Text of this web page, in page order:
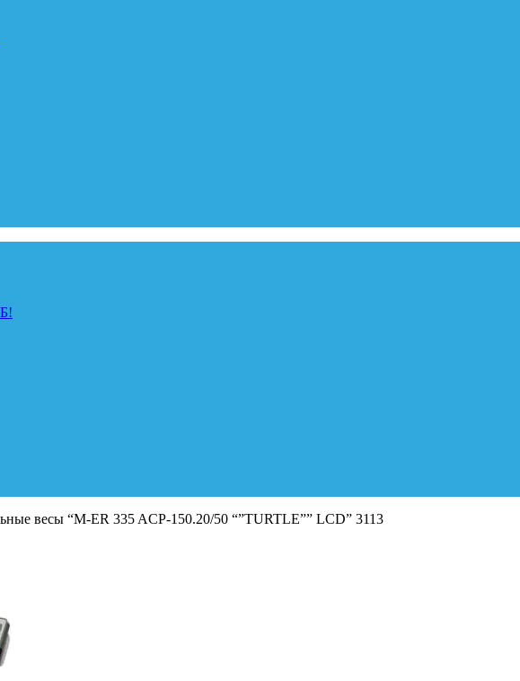
весы “M-ER 335 ACP-150.20/50 “”TURTLE”” LCD” 3113